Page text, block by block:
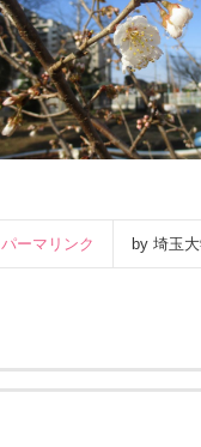
パーマリンク by 埼玉